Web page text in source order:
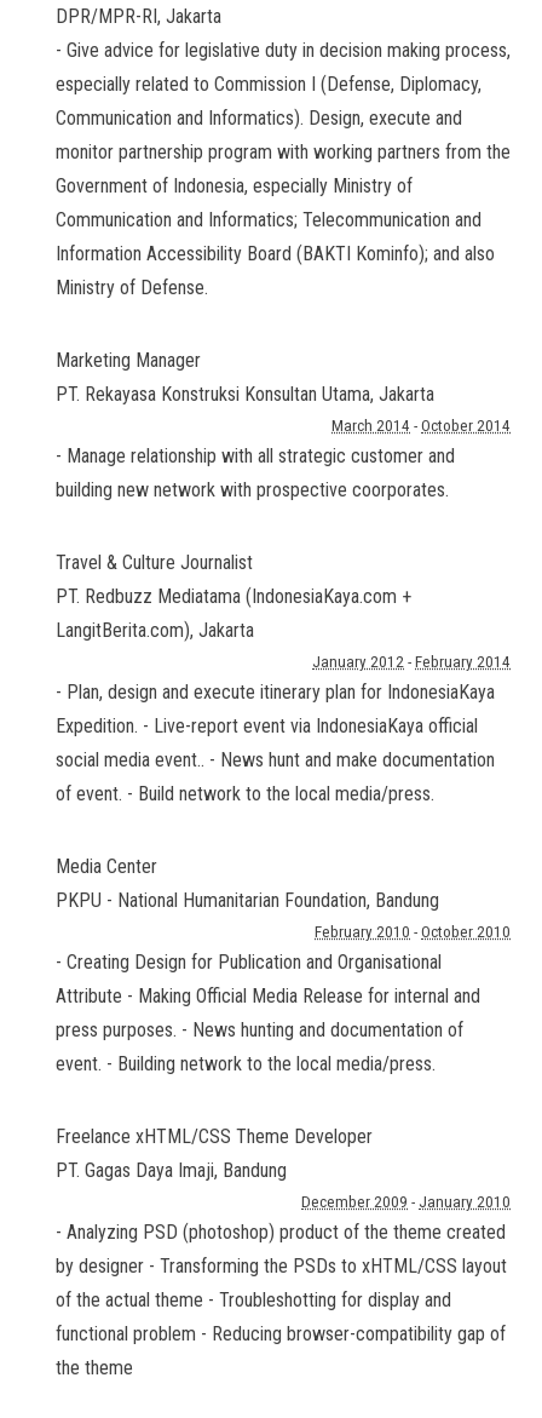
DPR/MPR-RI, Jakarta
- Give advice for legislative duty in decision making process,
especially related to Commission I (Defense, Diplomacy,
Communication and Informatics). Design, execute and
monitor partnership program with working partners from the
Government of Indonesia, especially Ministry of
Communication and Informatics; Telecommunication and
Information Accessibility Board (BAKTI Kominfo); and also
Ministry of Defense.
Marketing Manager
PT. Rekayasa Konstruksi Konsultan Utama, Jakarta
March 2014 - October 2014
- Manage relationship with all strategic customer and
building new network with prospective coorporates.
Travel & Culture Journalist
PT. Redbuzz Mediatama (IndonesiaKaya.com +
LangitBerita.com), Jakarta
January 2012 - February 2014
- Plan, design and execute itinerary plan for IndonesiaKaya
Expedition. - Live-report event via IndonesiaKaya official
social media event.. - News hunt and make documentation
of event. - Build network to the local media/press.
Media Center
PKPU - National Humanitarian Foundation, Bandung
February 2010 - October 2010
- Creating Design for Publication and Organisational
Attribute - Making Official Media Release for internal and
press purposes. - News hunting and documentation of
event. - Building network to the local media/press.
Freelance xHTML/CSS Theme Developer
PT. Gagas Daya Imaji, Bandung
December 2009 - January 2010
- Analyzing PSD (photoshop) product of the theme created
by designer - Transforming the PSDs to xHTML/CSS layout
of the actual theme - Troubleshotting for display and
functional problem - Reducing browser-compatibility gap of
the theme